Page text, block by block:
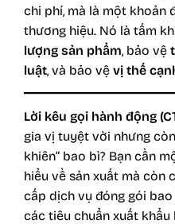
chi phí, mà là một khoản
thương hiệu. Nó là tấm
lượng sản phẩm, bảo vệ
luật, và bảo vệ vị thế
Lời kêu gọi hành động
gia vị tuyệt vời nhưng
khiên” bao bì? Bạn cần
hiểu về sản xuất mà còn
cấp dịch vụ đóng gói
các tiêu chuẩn xuất khẩu